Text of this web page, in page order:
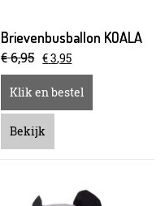
Brievenbusballon KOALA
€6,95 €3,95
Klik en bestel
Bekijk